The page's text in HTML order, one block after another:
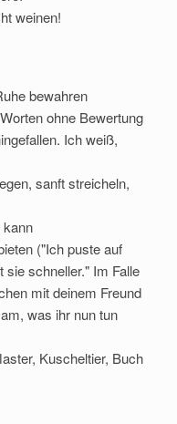
weinen!
bewahren
ohne Bewertung
Ich weiß,
sanft streicheln,
kann
("Ich puste auf
sie schneller." Im Falle
mit deinem Freund
was ihr nun tun
Kuscheltier, Buch